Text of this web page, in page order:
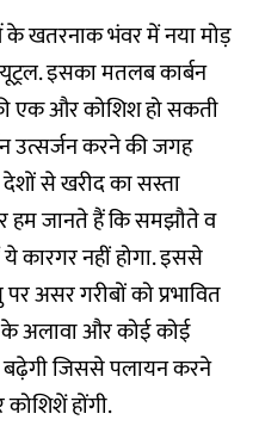
के खतरनाक भंवर में नया मोड़
इसका मतलब कार्बन
एक और कोशिश हो सकती
उत्सर्जन करने की जगह
से खरीद का सस्ता
जानते हैं कि समझौते व
कारगर नहीं होगा. इससे
असर गरीबों को प्रभावित
अलावा और कोई कोई
बढ़ेगी जिससे पलायन करने
कोशिशें होंगी.